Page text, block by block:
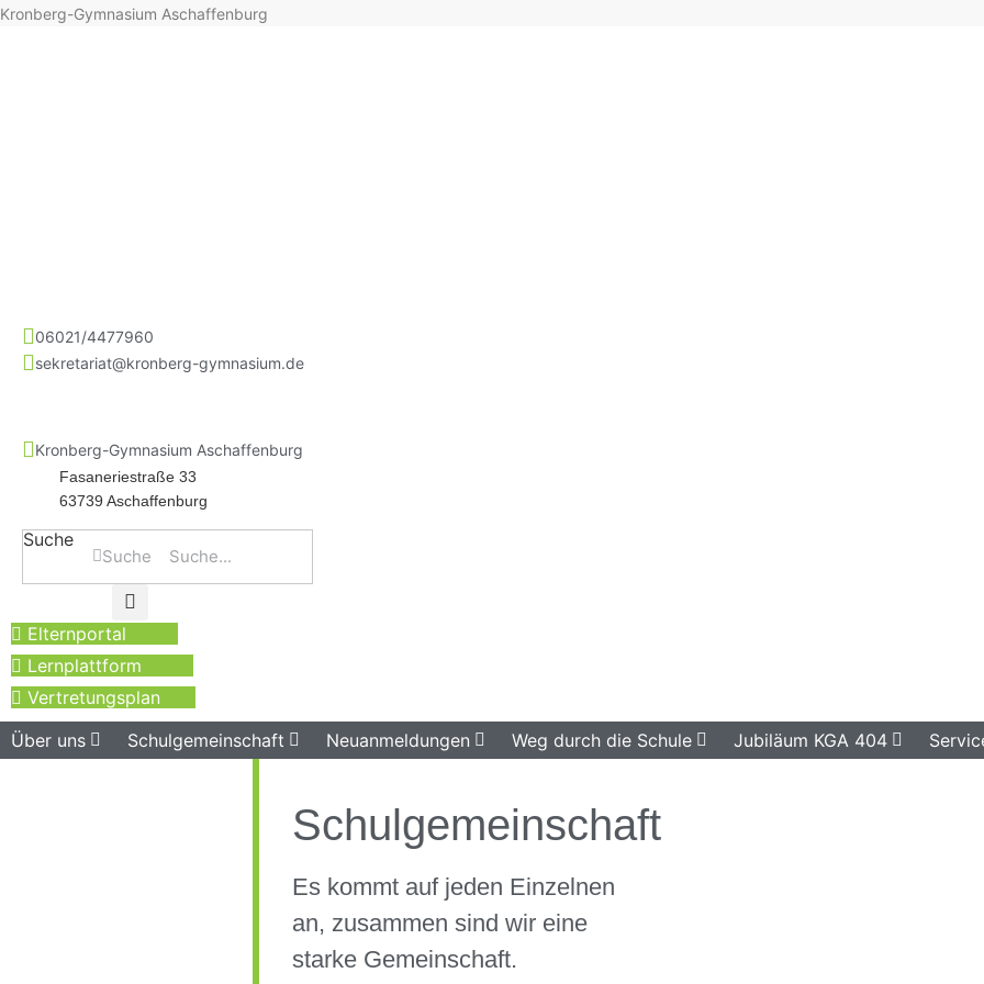
Kronberg-Gymnasium Aschaffenburg
06021/4477960
sekretariat@kronberg-gymnasium.de
Kronberg-Gymnasium Aschaffenburg
Fasaneriestraße 33
63739 Aschaffenburg
Suche
Suche
Elternportal
Lernplattform
Vertretungsplan
Über uns
Schulgemeinschaft Neuanmeldungen Weg durch die Schule Jubiläum KGA 404
Schulgemeinschaft
Es kommt auf jeden Einzelnen
an, zusammen sind wir eine
starke Gemeinschaft.